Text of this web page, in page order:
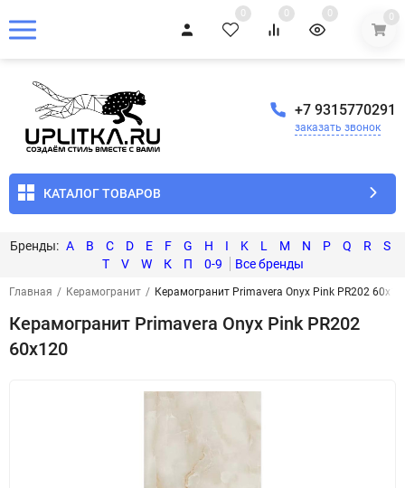
0 0 0 0
+7 9315770291
заказать звонок
КАТАЛОГ ТОВАРОВ
A B C D E F G H I K L M N P Q R
S
T
V W К П 0-9
Главная / Керамогранит / Керамогранит Primavera Onyx Pink PR202
Керамогранит Primavera Onyx Pink PR202
60x120